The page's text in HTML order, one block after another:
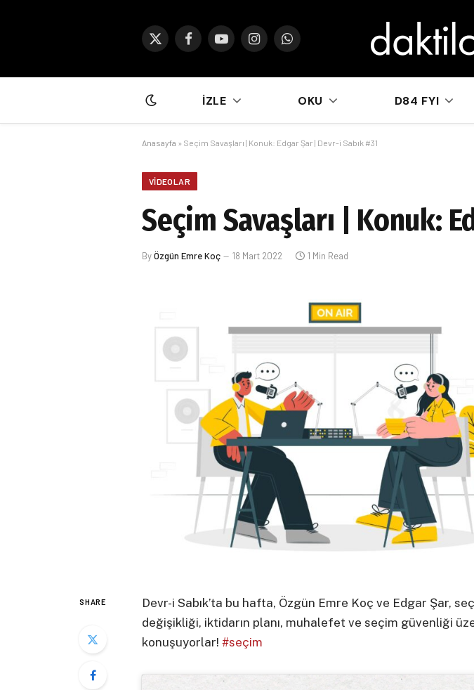
X
FacebookYouTubeInstagramWhatsApp
İZLE OKU D84 FYI
Anasayfa » Seçim Savaşları | Konuk: Edgar Şar | Devr-i Sabık #31
VIDEOLAR
Seçim Savaşları | Konuk:
ByÖzgün Emre Koç 18 Mart 2022 1 Min Read
SHARE
Devr-i Sabık’ta bu hafta, Özgün Emre Koç ve Edgar Şar,
değişikliği, iktidarın planı, muhalefet ve seçim güvenliği
konuşuyorlar! #seçim